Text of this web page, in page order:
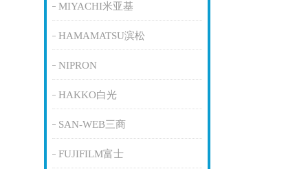
MIYACHI米亚基
HAMAMATSU滨松
NIPRON
HAKKO白光
SAN-WEB三商
FUJIFILM富士